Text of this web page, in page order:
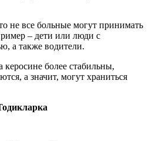
не все больные могут принимать
– дети или люди с
а также водители.
более стабильны,
а значит, могут храниться